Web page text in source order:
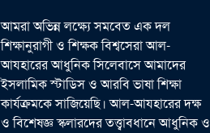
আমরা অভিন্ন লক্ষ্যে সমবেত এক দল
শিক্ষানুরাগী ও শিক্ষক বিশ্বসেরা আল-
আযহারের আধুনিক সিলেবাসে আমাদের
ইসলামিক স্টাডিস ও আরবি ভাষা শিক্ষা
কার্যক্রমকে সাজিয়েছি। আল-আযহারের দক্ষ
ও বিশেষজ্ঞ স্কলারদের তত্ত্বাবধানে আধুনিক ও